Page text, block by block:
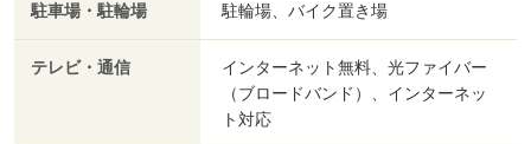
駐車場・駐輪場 駐輪場、バイク置き場
テレビ・通信
インターネット無料、光ファイバー
（ブロードバンド）、インターネッ
ト対応